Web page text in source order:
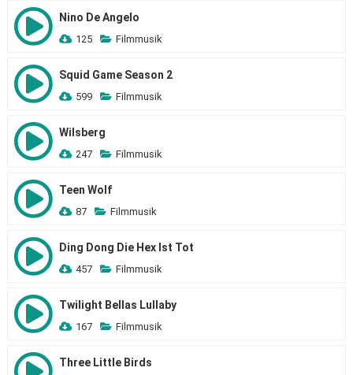
Nino De Angelo
125 Filmmusik
Squid Game Season 2
599 Filmmusik
Wilsberg
247 Filmmusik
Teen Wolf
87 Filmmusik
Ding Dong Die Hex Ist Tot
457 Filmmusik
Twilight Bellas Lullaby
167 Filmmusik
Three Little Birds